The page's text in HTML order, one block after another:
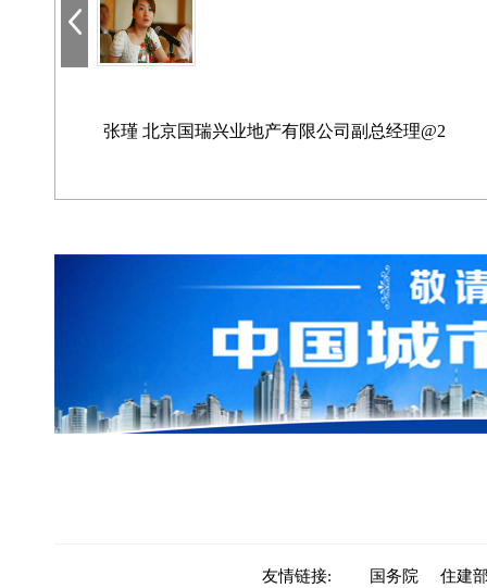
张瑾 北京国瑞兴业地产有限公司副总经理@2
友情链接: 国务院 住建